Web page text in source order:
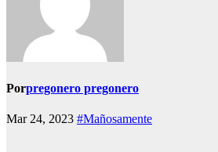
Porpregonero pregonero
Mar 24, 2023 #Mañosamente